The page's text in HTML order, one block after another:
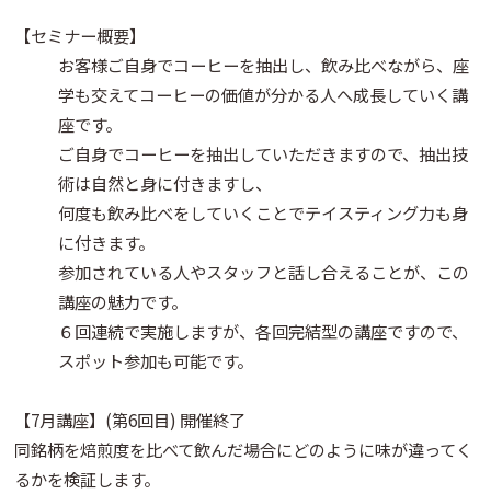
【セミナー概要】
お客様ご自身でコーヒーを抽出し、飲み比べながら、座
学も交えてコーヒーの価値が分かる人へ成長していく講
座です。
ご自身でコーヒーを抽出していただきますので、抽出技
術は自然と身に付きますし、
何度も飲み比べをしていくことでテイスティング力も身
に付きます。
参加されている人やスタッフと話し合えることが、この
講座の魅力です。
６回連続で実施しますが、各回完結型の講座ですので、
スポット参加も可能です。
【7月講座】(第6回目) 開催終了
同銘柄を焙煎度を比べて飲んだ場合にどのように味が違ってく
るかを検証します。